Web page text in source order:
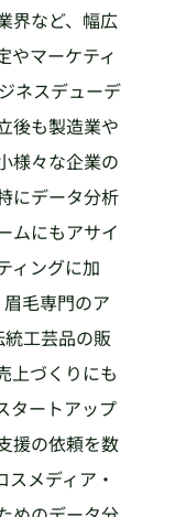
界など、幅広
やマーケティ
ネスデューデ
後も製造業や
様々な企業の
にデータ分析
ムにもアサイ
ィングに加
毛専門のア
工芸品の販
上づくりにも
タートアップ
援の依頼を数
メディア・